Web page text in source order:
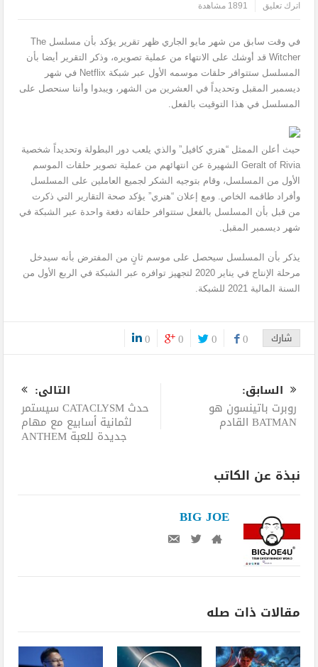
اترك تعليق
1891 مشاهدة
في وقت سابق من شهر مايو الجاري ظهر تقرير يؤكد بأن مسلسل The
Witcher قد أوشك على الانتهاء من عملية تصويره، وذكر التقرير أيضا بأن
المسلسل ستتوافر حلقات موسمه الأول عبر شبكة Netflix في شهر
ديسمبر المقبل وتحديداً في العشرين من الشهر، ويبدوا وأننا سنحصل على
المسلسل في هذا التوقيت بالفعل.
حيث أعلن الممثل “هنري كافيل” والذي يلعب دور البطولة وتحديداً شخصية
Geralt of Rivia الشهيرة عن انتهائهم من عملية تصوير حلقات الموسم
الأول من المسلسل، وقام بتوجيه الشكر لجميع العاملين على المسلسل
وأفراد طاقمه الخاص. ومع إعلان “هنري” يؤكد صحة التقارير التي ذكرت
من قبل بأن المسلسل بالفعل ستتوافر حلقاته دفعة واحدة عبر الشبكة في
شهر ديسمبر المقبل.
يذكر بأن المسلسل سيحصل على موسم ثانٍ من المفترض بأنه سيدخل
مرحلة الإنتاج في يناير 2020 لتجهيز توافره عبر الشبكة في الربع الأول من
السنة المالية 2021 للشبكة.
شارك 0
0
0
0
السابق:
روبرت باتينسون هو
BATMAN القادم
التالى:
حدث CATACLYSM سيستمر
لثمانية أسابيع مع مهام
جديدة للعبة ANTHEM
نبذة عن الكاتب
BIG JOE
مقالات ذات صله